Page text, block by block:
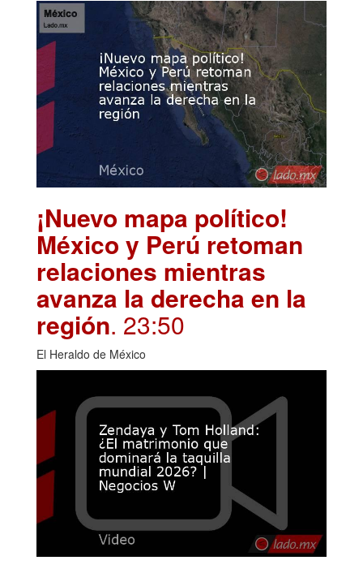
¡Nuevo mapa político!
México y Perú retoman
relaciones mientras
avanza la derecha en la
región. 23:50
El Heraldo de México